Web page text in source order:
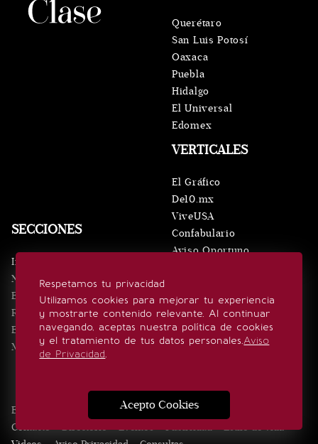
Respetamos tu privacidad
Utilizamos cookies para mejorar tu experiencia
y mostrarte contenido relevante. Al continuar
navegando, aceptas nuestra política de cookies
y el tratamiento de tus datos personales.Aviso
de Privacidad.
Acepto Cookies
SECCIONES
Inicio
Noticias
Eventos
Realeza
Estilo de vida
Minuto x Minuto
VERTICALES
El Gráfico
De10.mx
ViveUSA
Confabulario
Aviso Oportuno
Querétaro
San Luis Potosí
Oaxaca
Puebla
Hidalgo
El Universal
Edomex
SÍGUENOS
Edición Impresa Noticias Quiénes somos
Contacto
Directorio Eventos Publicidad
Estilo de vida